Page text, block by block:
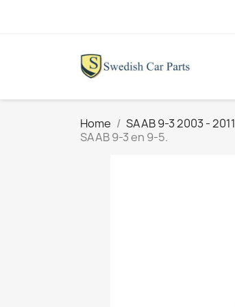
Home SAAB 9-3 2003 - 2011
SAAB 9-3 en 9-5.